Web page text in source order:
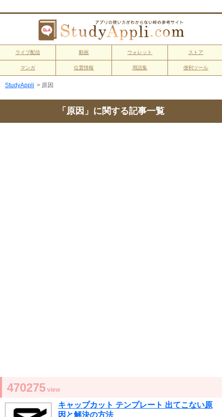
ライブ配信 動画 ウォレット ストア
マンガ 位置情報 用語集 便利ツール
StudyAppli > 原因
「原因」に関する記事一覧
470275 view
キャップカット テンプレート 出てこない原
因と解決の方法